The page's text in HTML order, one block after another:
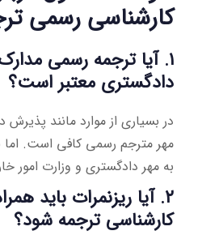
کارشناسی رسمی
۱. آیا ترجمه رسمی
دادگستری معتبر است؟
در بسیاری از موارد مانند
مهر مترجم رسمی کافی است. اما
به مهر دادگستری و وزارت امور
۲. آیا ریزنمرات باید
کارشناسی ترجمه شود؟